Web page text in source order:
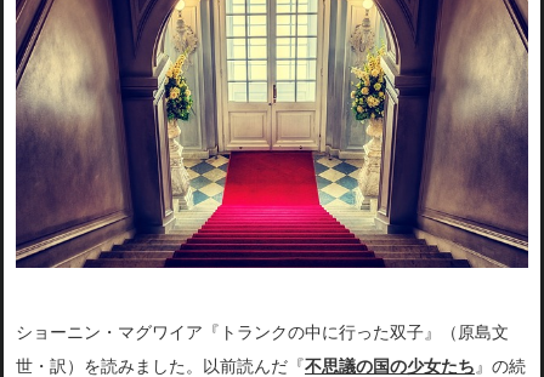
ショーニン・マグワイア『トランクの中に行った双子』（原島文
世・訳）を読みました。以前読んだ『不思議の国の少女たち 』の続